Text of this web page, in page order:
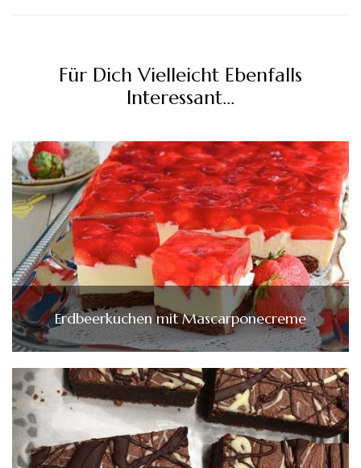
Für Dich Vielleicht Ebenfalls
Interessant...
Erdbeerkuchen mit Mascarponecreme